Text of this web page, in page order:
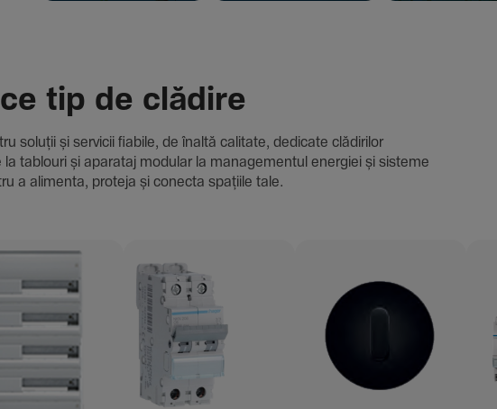
tip de clădire
soluții și servicii fiabile, de înaltă cali­tate, dedi­cate clădi­rilor
tablouri și aparataj modular la managementul energiei și sisteme
a alimenta, proteja și conecta spațiile tale.